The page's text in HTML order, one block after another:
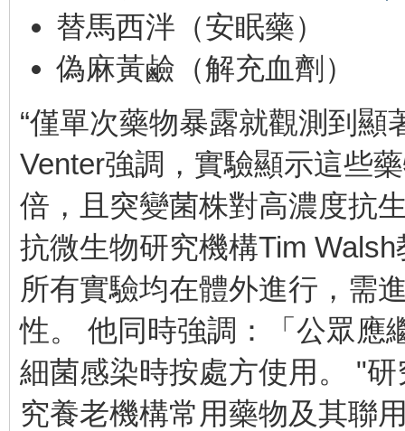
替馬西泮（安眠藥）
偽麻黃鹼（解充血劑）
“僅單次藥物暴露就觀測到顯
Venter強調，實驗顯示這些
倍，且突變菌株對高濃度抗
抗微生物研究機構Tim
所有實驗均在體外進行，需
性。 他同時強調：「公眾應
細菌感染時按處方使用。 "
究養老機構常用藥物及其聯